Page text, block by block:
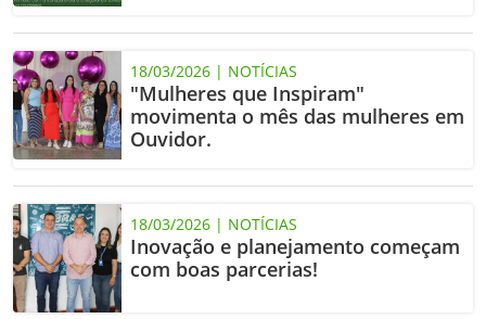
18/03/2026 | NOTÍCIAS
"Mulheres que Inspiram"
movimenta o mês das mulheres em
Ouvidor.
18/03/2026 | NOTÍCIAS
Inovação e planejamento começam
com boas parcerias!